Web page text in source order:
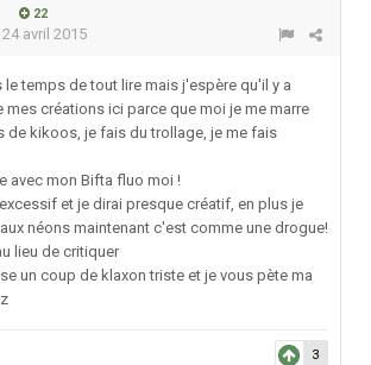
22
24 avril 2015
le temps de tout lire mais j'espère qu'il y a
mes créations ici parce que moi je me marre
de kikoos, je fais du trollage, je me fais
avec mon Bifta fluo moi !
et je dirai presque créatif, en plus je
néons maintenant c'est comme une drogue!
lieu de critiquer
un coup de klaxon triste et je vous pète ma
3